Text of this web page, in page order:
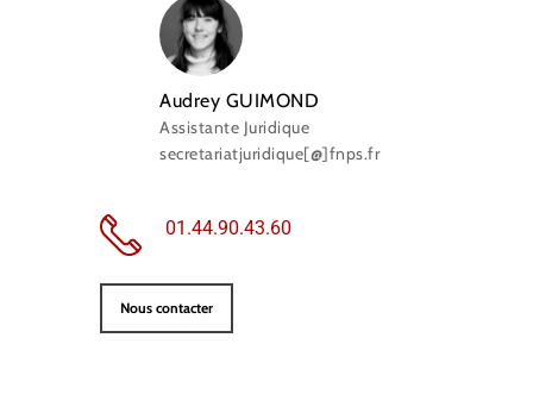
Audrey GUIMOND
Assistante Juridique
secretariatjuridique[@]fnps.fr
01.44.90.43.60
Nous contacter